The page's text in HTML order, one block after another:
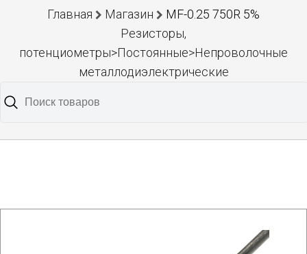
Главная Магазин
MF-0.25 750R 5%
Резисторы,
потенциометры>Постоянные>Непроволочные
металлодиэлектрические